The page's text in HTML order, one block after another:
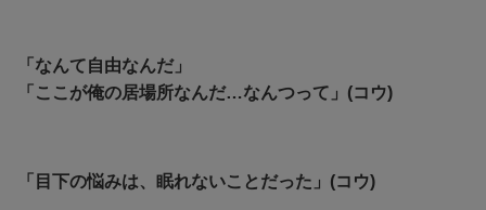
「なんて自由なんだ」
「ここが俺の居場所なんだ…なんつって」(コウ)
「目下の悩みは、眠れないことだった」(コウ)